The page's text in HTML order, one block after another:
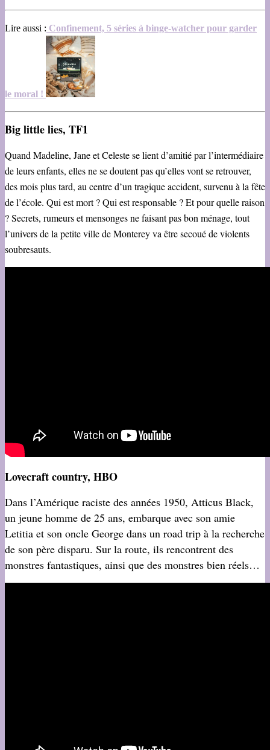
Lire aussi : Confinement, 5 séries à binge-watcher pour garder
le moral !
Big little lies, TF1
Quand Madeline, Jane et Celeste se lient d’amitié par l’intermédiaire
de leurs enfants, elles ne se doutent pas qu’elles vont se retrouver,
des mois plus tard, au centre d’un tragique accident, survenu à la fête
de l’école. Qui est mort ? Qui est responsable ? Et pour quelle raison
? Secrets, rumeurs et mensonges ne faisant pas bon ménage, tout
l’univers de la petite ville de Monterey va être secoué de violents
soubresauts.
Lovecraft country, HBO
Dans l’Amérique raciste des années 1950, Atticus Black,
un jeune homme de 25 ans, embarque avec son amie
Letitia et son oncle George dans un road trip à la recherche
de son père disparu. Sur la route, ils rencontrent des
monstres fantastiques, ainsi que des monstres bien réels…